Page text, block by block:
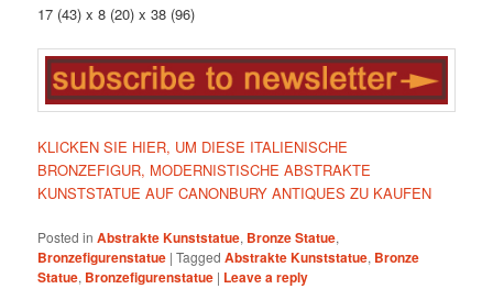
17 (43) x 8 (20) x 38 (96)
KLICKEN SIE HIER, UM DIESE ITALIENISCHE
BRONZEFIGUR, MODERNISTISCHE ABSTRAKTE
KUNSTSTATUE AUF CANONBURY ANTIQUES ZU KAUFEN
Posted in Abstrakte Kunststatue, Bronze Statue,
Bronzefigurenstatue |Tagged Abstrakte Kunststatue, Bronze
Statue, Bronzefigurenstatue | Leave a reply